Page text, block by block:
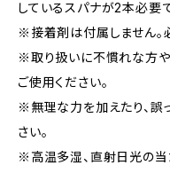
しているスパナが2本必要で
※接着剤は付属しません。
※取り扱いに不慣れな方
ご使用ください。
※無理な力を加えたり、誤
さい。
※高温多湿、直射日光の当